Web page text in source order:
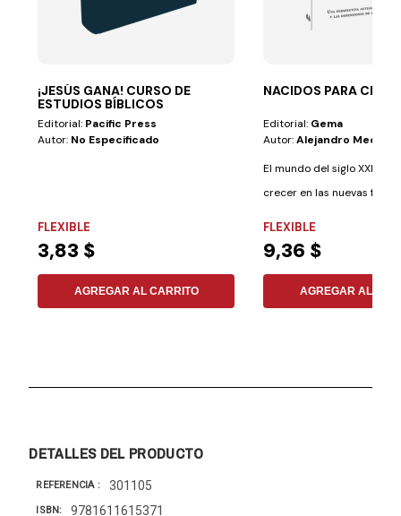
¡JESÚS GANA! CURSO DE
ESTUDIOS BÍBLICOS
Editorial: Pacific Press
Autor: No Especificado
FLEXIBLE
3,83 $
AGREGAR AL CARRITO
NACIDOS PARA CREER
Editorial: Gema
Autor:Alejandro Medina
El mundo del siglo XXI ha
crecer en las nuevas
FLEXIBLE
9,36 $
AGREGAR AL
DETALLES DEL PRODUCTO
REFERENCIA 301105
ISBN 9781611615371